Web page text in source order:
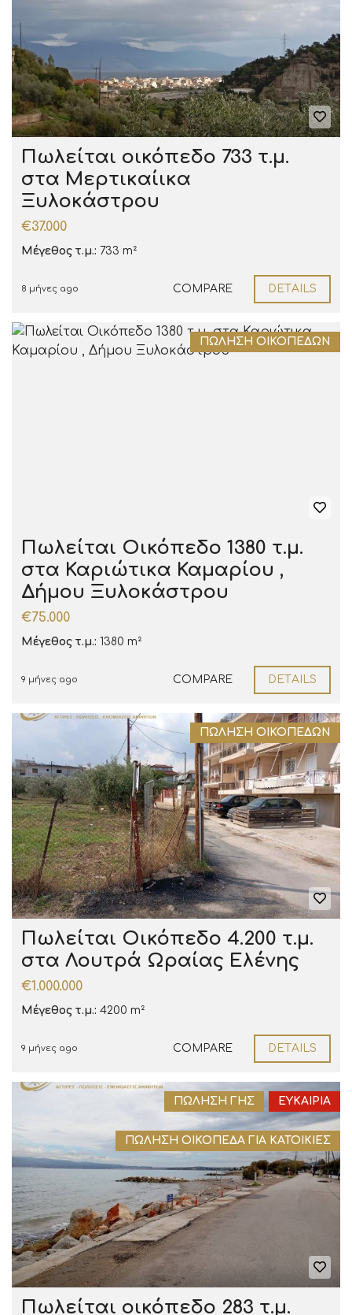
Πωλείται οικόπεδο 733 τ.μ.
στα Μερτικαίικα
Ξυλοκάστρου
€37.000
Μέγεθος τ.μ.: 733 m²
8 μήνες ago COMPARE DETAILS
ΠΏΛΗΣΗ ΟΙΚΟΠΈΔΩΝ
Πωλείται Οικόπεδο 1380 τ.μ.
στα Καριώτικα Καμαρίου ,
Δήμου Ξυλοκάστρου
€75.000
Μέγεθος τ.μ.: 1380 m²
9 μήνες ago COMPARE DETAILS
ΠΏΛΗΣΗ ΟΙΚΟΠΈΔΩΝ
Πωλείται Οικόπεδο 4.200 τ.μ.
στα Λουτρά Ωραίας Ελένης
€1.000.000
Μέγεθος τ.μ.: 4200 m²
9 μήνες ago COMPARE DETAILS
ΕΥΚΑΙΡΊΑ
ΠΏΛΗΣΗ ΓΗΣ
ΠΏΛΗΣΗ ΟΙΚΌΠΕΔΑ ΓΙΑ ΚΑΤΟΙΚΊΕΣ
Πωλείται οικόπεδο 283 τ.μ.